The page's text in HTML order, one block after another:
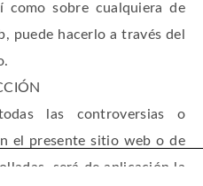
como sobre cualquiera de
puede hacerlo a través del
las controversias o
el presente sitio web o de
será de aplicación la